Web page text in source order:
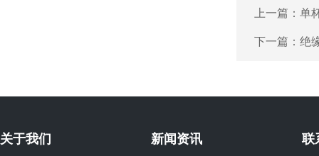
上一篇： 单
下一篇： 绝
关于我们 新闻资讯 联